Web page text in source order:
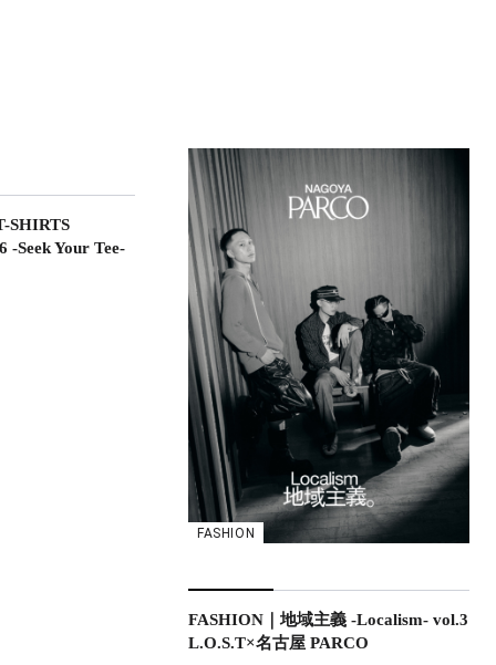
SHIRTS
Seek Your Tee-
FASHION
FASHION｜地域主義 -Localism- vol.3
L.O.S.T×名古屋 PARCO